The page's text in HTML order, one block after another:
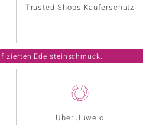
Über Juwelo
Trusted Shops Käuferschutz
Edelsteinschmuck.